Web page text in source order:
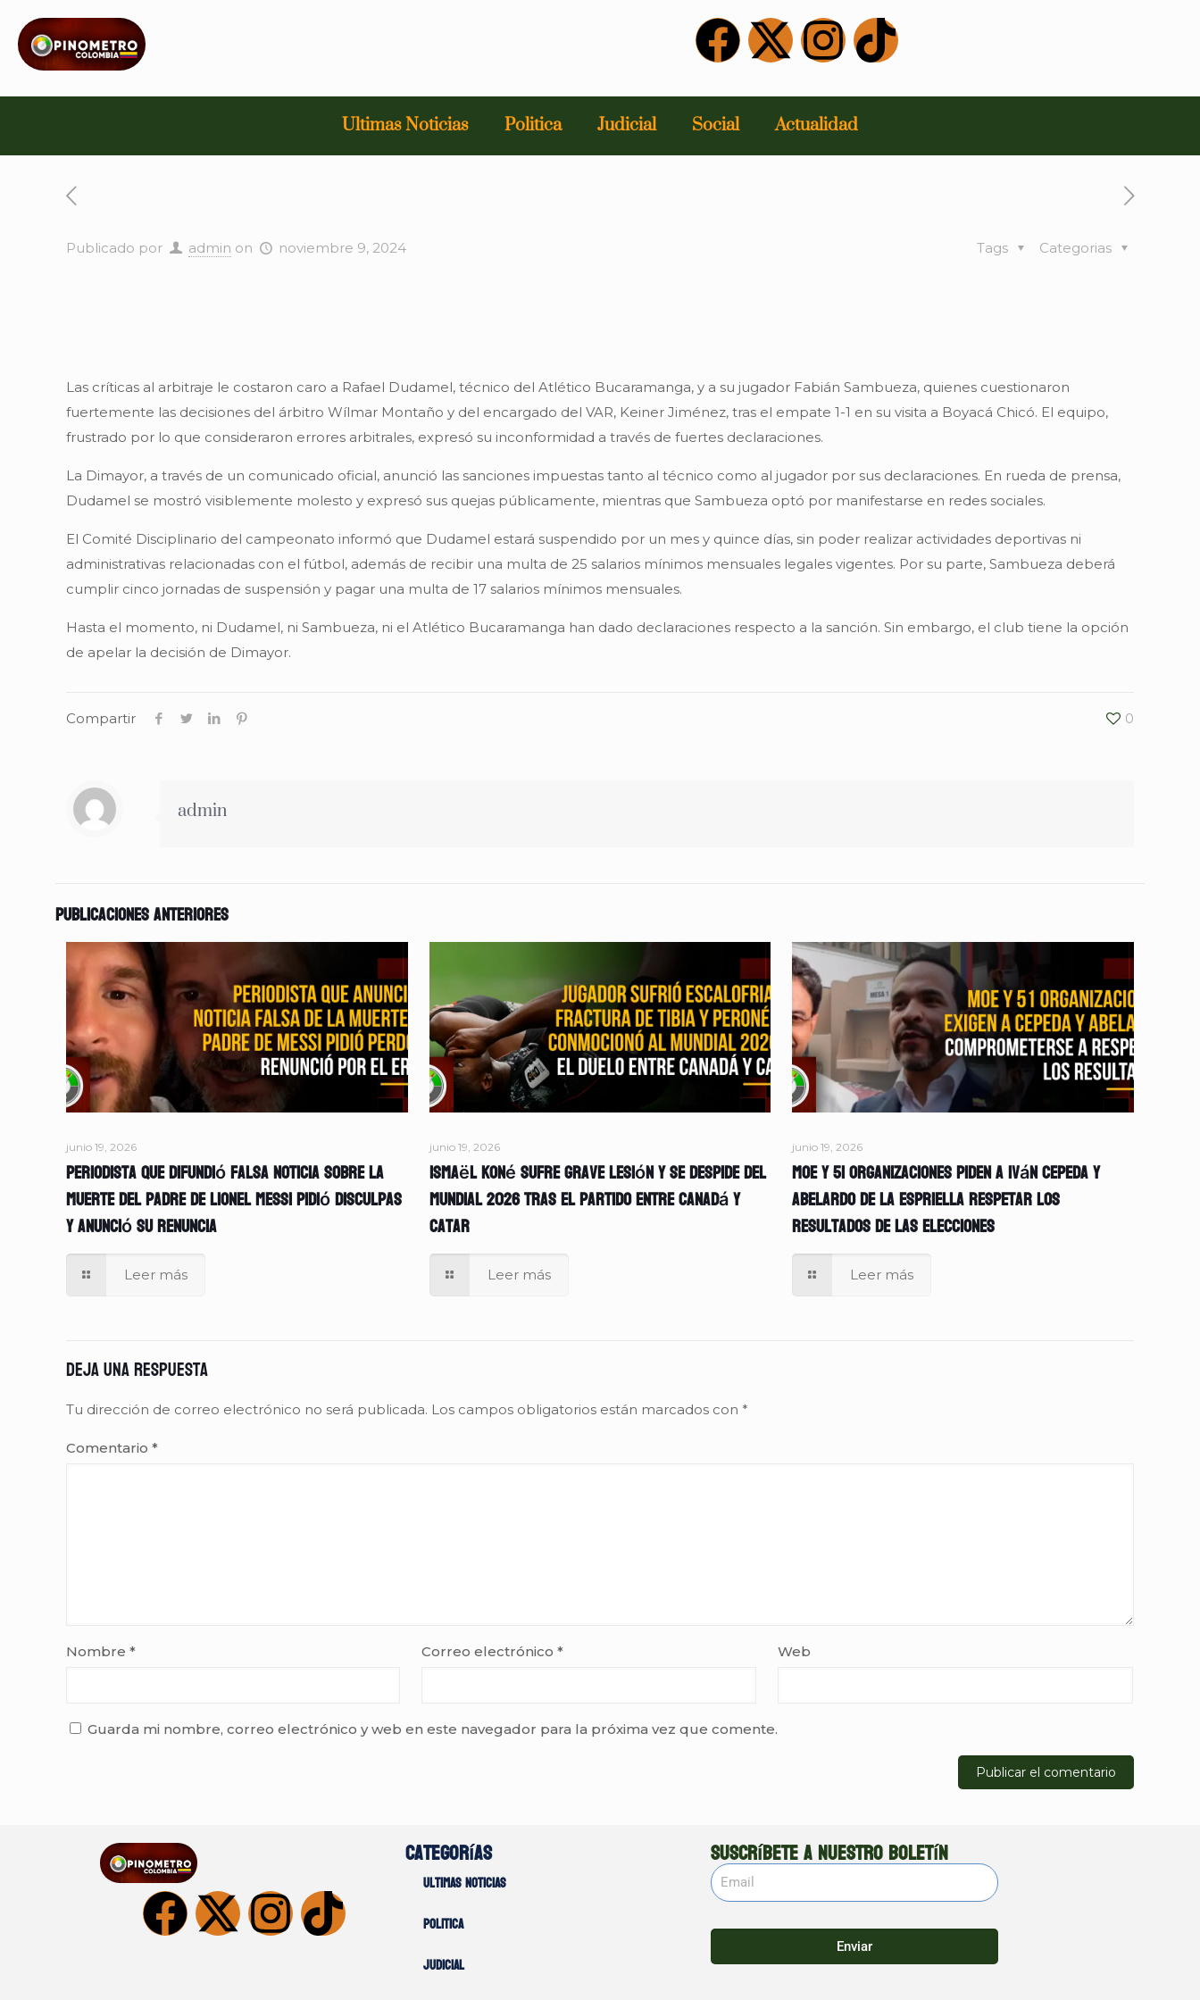
Ultimas Noticias Politica Judicial Social Actualidad
Publicado por admin on noviembre 9, 2024 Categorias
Tags
Las críticas al arbitraje le costaron caro a Rafael Dudamel, técnico del Atlético Bucaramanga, y a su jugador Fabián Sambueza, quienes cuestionaron
fuertemente las decisiones del árbitro Wílmar Montaño y del encargado del VAR, Keiner Jiménez, tras el empate 1-1 en su visita a Boyacá Chicó. El equipo,
frustrado por lo que consideraron errores arbitrales, expresó su inconformidad a través de fuertes declaraciones.
La Dimayor, a través de un comunicado oficial, anunció las sanciones impuestas tanto al técnico como al jugador por sus declaraciones. En rueda de prensa,
Dudamel se mostró visiblemente molesto y expresó sus quejas públicamente, mientras que Sambueza optó por manifestarse en redes sociales.
El Comité Disciplinario del campeonato informó que Dudamel estará suspendido por un mes y quince días, sin poder realizar actividades deportivas ni
administrativas relacionadas con el fútbol, además de recibir una multa de 25 salarios mínimos mensuales legales vigentes. Por su parte, Sambueza deberá
cumplir cinco jornadas de suspensión y pagar una multa de 17 salarios mínimos mensuales.
Hasta el momento, ni Dudamel, ni Sambueza, ni el Atlético Bucaramanga han dado declaraciones respecto a la sanción. Sin embargo, el club tiene la opción
de apelar la decisión de Dimayor.
Compartir 0
admin
Publicaciones anteriores
junio 19, 2026
Periodista que difundió falsa noticia sobre la
muerte del padre de Lionel Messi pidió disculpas
y anunció su renuncia
Leer más
junio 19, 2026
Ismaël Koné sufre grave lesión y se despide del
Mundial 2026 tras el partido entre Canadá y
Catar
Leer más
junio 19, 2026
MOE y 51 organizaciones piden a Iván Cepeda y
Abelardo de la Espriella respetar los
resultados de las elecciones
Leer más
Deja una respuesta
Tu dirección de correo electrónico no será publicada. Los campos obligatorios están marcados con *
Comentario *
Nombre * Correo electrónico* Web
Guarda mi nombre, correo electrónico y web en este navegador para la próxima vez que comente.
Categorías
Ultimas noticias
Politica
Judicial
Suscríbete a nuestro boletín
Enviar